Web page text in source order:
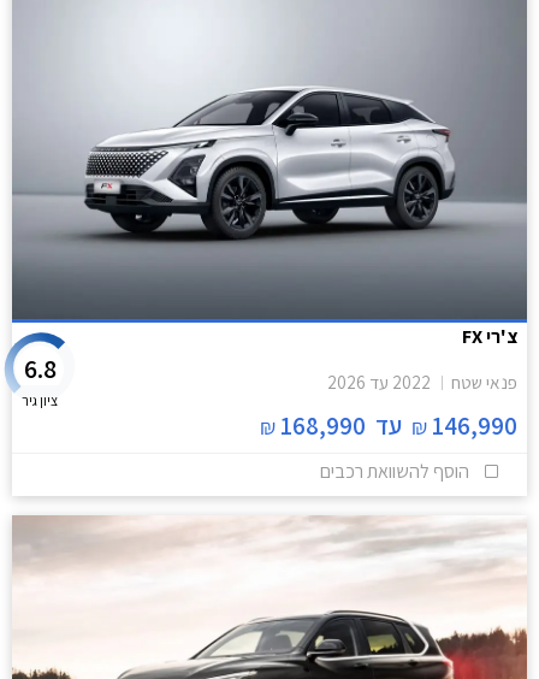
צ'רי FX
פנאי שטח 2022 עד 2026
146,990
₪ עד 168,990
₪
6.8
ציון גיר
הוסף להשוואת רכבים